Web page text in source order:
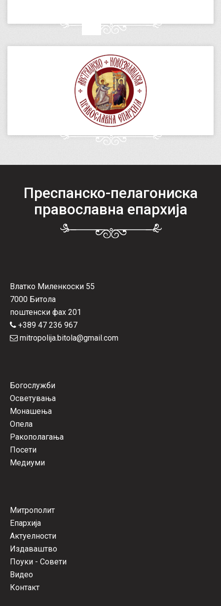
Преспанско-пелагониска
православна епархија
Влатко Миленкоски 55
7000 Битола
поштенски фах 201
+389 47 236 967
mitropolija.bitola@gmail.com
Богослужби
Осветувања
Монашења
Опела
Ракополагања
Посети
Медиуми
Митрополит
Епархија
Актуелности
Издаваштво
Поуки - Совети
Видео
Контакт